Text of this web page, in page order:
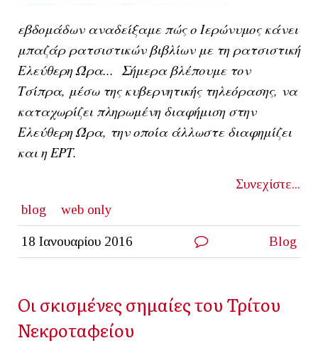
εβδομάδων αναδείξαμε πώς ο Ιερώνυμος κάνει
μπαζάρ ρατσιστικών βιβλίων με τη ρατσιστική
Ελεύθερη Ώρα... Σήμερα βλέπουμε τον
Τσίπρα, μέσω της κυβερνητικής τηλεόρασης, να
καταχωρίζει πληρωμένη διαφήμιση στην
Ελεύθερη Ώρα, την οποία άλλωστε διαφημίζει
και η ΕΡΤ.
Συνεχίστε...
blog
web only
18 Ιανουαρίου 2016 Blog
Οι σκισμένες σημαίες του Τρίτου
Νεκροταφείου